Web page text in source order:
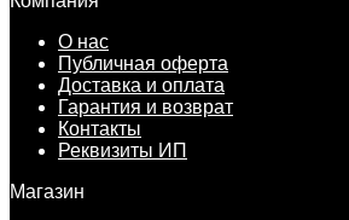
О нас
Публичная оферта
Доставка и оплата
Гарантия и возврат
Контакты
Реквизиты ИП
Магазин